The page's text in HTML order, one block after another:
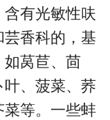
有光敏性呋
香科的，基
莴苣、茴
、菠菜、荞
菜等。一些蚌